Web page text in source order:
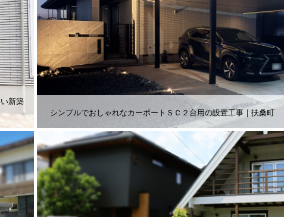
新築
シンプルでおしゃれなカーポートＳＣ２台用の設置工事｜扶桑町